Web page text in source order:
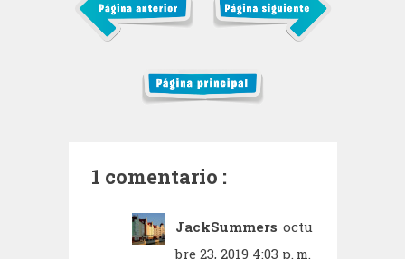
1 comentario :
JackSummers octu
bre 23, 2019 4:03 p. m.